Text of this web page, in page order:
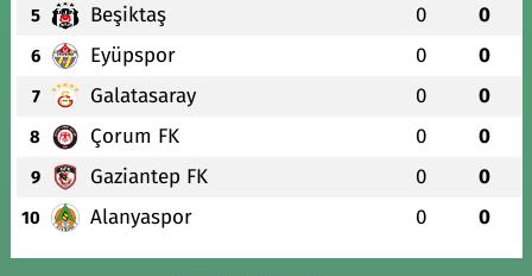
5 Beşiktaş 0 0
6 Eyüpspor 0 0
7 Galatasaray 0 0
8 Çorum FK 0 0
9 Gaziantep FK 0 0
10 Alanyaspor 0 0